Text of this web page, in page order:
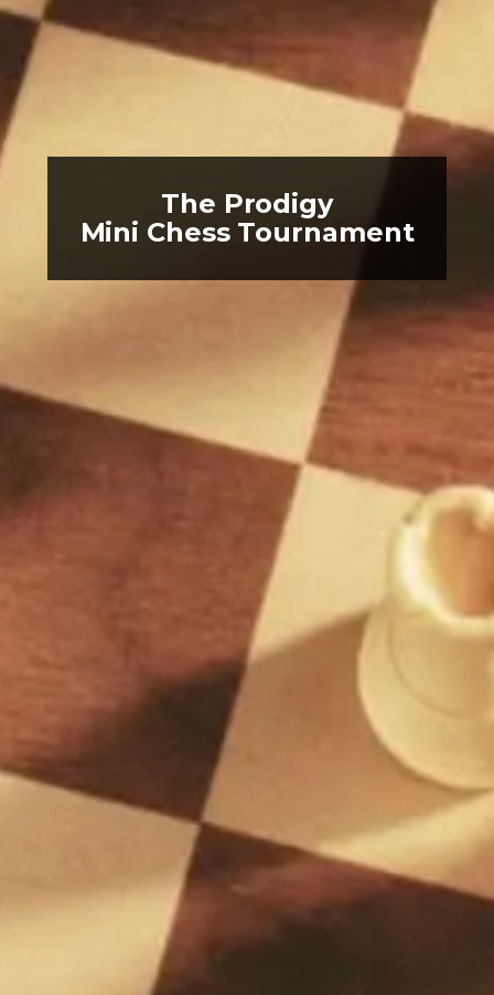
The Prodigy
Mini Chess Tournament